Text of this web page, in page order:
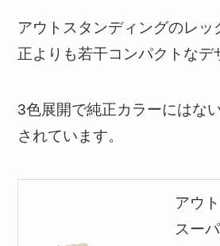
アウトスタンディングのレッ
正よりも若干コンパクトなデ
3色展開で純正カラーにはな
されています。
アウ
スー